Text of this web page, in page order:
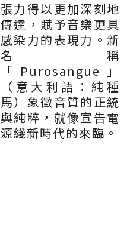
張力得以更加深刻地
傳達，賦予音樂更具
感染力的表現力。新
名稱
「Purosangue」
（意大利語：純種
馬）象徵音質的正統
與純粹，就像宣告電
源綫新時代的來臨。